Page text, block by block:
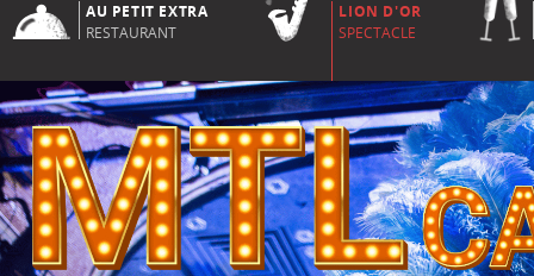
AU PETIT EXTRA
RESTAURANT
LION D'OR
SPECTACLE